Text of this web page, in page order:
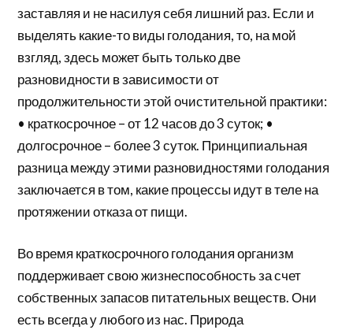
заставляя и не насилуя себя лишний раз. Если и
выделять какие-то виды голодания, то, на мой
взгляд, здесь может быть только две
разновидности в зависимости от
продолжительности этой очистительной практики:
• краткосрочное – от 12 часов до 3 суток; •
долгосрочное – более 3 суток. Принципиальная
разница между этими разновидностями голодания
заключается в том, какие процессы идут в теле на
протяжении отказа от пищи.
Во время краткосрочного голодания организм
поддерживает свою жизнеспособность за счет
собственных запасов питательных веществ. Они
есть всегда у любого из нас. Природа